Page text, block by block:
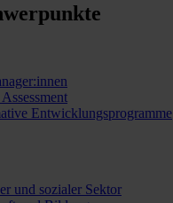
Entwicklungsprogramme
und sozialer Sektor